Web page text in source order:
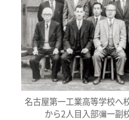
名古屋第一工業高等学校
から2人目入部彌一副